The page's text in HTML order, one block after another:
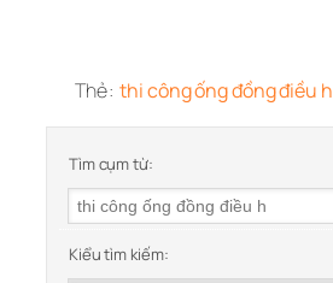
Thẻ:thi công ống đồng điều h
Tìm cụm từ:
Kiểu tìm kiếm: